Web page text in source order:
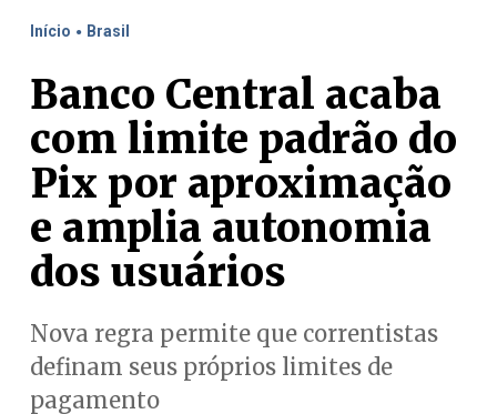
Início . Brasil
Banco Central acaba
com limite padrão do
Pix por aproximação
e amplia autonomia
dos usuários
Nova regra permite que correntistas
definam seus próprios limites de
pagamento